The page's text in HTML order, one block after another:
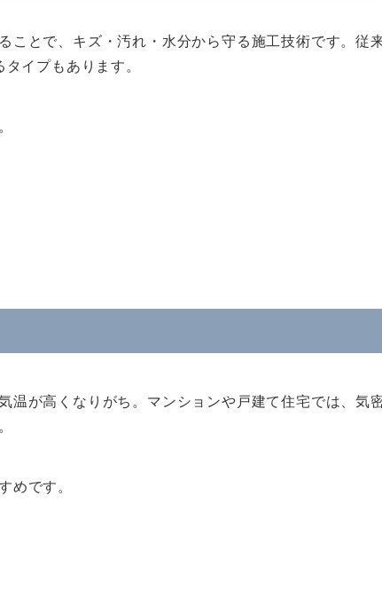
ことで、キズ・汚れ・水分から守る施工技術です。従
イプもあります。
温が高くなりがち。マンションや戸建て住宅では、気
めです。